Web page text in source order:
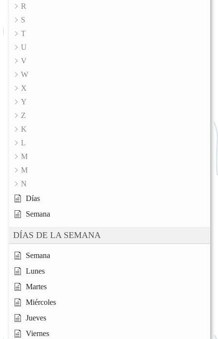
R
S
T
U
V
W
X
Y
Z
K
L
M
M
N
Días
Semana
DÍAS DE LA SEMANA
Semana
Lunes
Martes
Miércoles
Jueves
Viernes